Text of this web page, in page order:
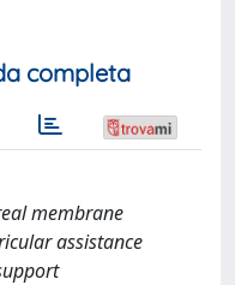
completa
membrane
assistance